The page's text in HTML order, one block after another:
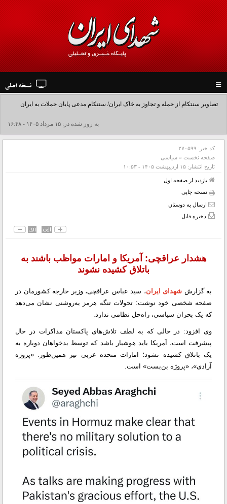
navigation
نسخه اصلی
تصاویر سنتکام از حمله و تجاوز به خاک ایران/ سنتکام مدعی پایان حملات به ایران
شد+فیلم به روز شده در: ۱۵ مرداد ۱۴۰۵ - ۱۶:۴۸
کد خبر: ۲۷۰۵۹۹
صفحه نخست » سیاسی
تاریخ انتشار: ۱۵ ارديبهشت ۱۴۰۵ - ۱۰:۵۳
بازدید از صفحه اول
نسخه چاپی
ارسال به دوستان
ذخیره فایل
هشدار عراقچی: آمریکا و امارات مواظب باشند به
باتلاق کشیده نشوند
به گزارش شهدای ایران، سید عباس عراقچی، وزیر خارجه کشورمان در
صفحه شخصی خود نوشت: تحولات تنگه هرمز به‌روشنی نشان می‌دهد
که یک بحران سیاسی، راه‌حل نظامی ندارد.
وی افزود: در حالی که به لطف تلاش‌های پاکستان مذاکرات در حال
پیشرفت است، آمریکا باید هوشیار باشد که توسط بدخواهان دوباره به
یک باتلاق کشیده نشود؛ امارات متحده عربی نیز همین‌طور. «پروژه
آزادی»، «پروژه بن‌بست» است.